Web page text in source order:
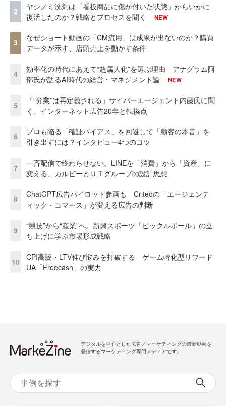
2
ヤシノミ洗剤は「看板商品に傷が付いた状態」からいかに
復活したのか？戦略とプロセスを聞く
NEW
3
なぜショート動画の「CM流用」は成果が出ないのか？購買
データが示す、店頭売上を動かす条件
4
効率化の時代にあえて“超属人化”を選ぶ理由 アナグラム阿
部氏が語るAI時代の経営・マネジメント論
NEW
5
「“分業”は再定義される」サイバーエージェント内藤氏に聞
く、インターネット広告20年と転換点
6
プロも陥る「確証バイアス」を回避して「顧客の本音」を
引き出すには？インタビュー4つのコツ
7
一斉配信で終わらせない。LINEを「消費」から「資産」に
変える、カルビーとＵＴグループの設計思想
8
ChatGPT広告パイロット参画も Criteoの「エージェンテ
ィック・コマース」が変える広告の判断
9
“競技”から“産業”へ。新興スポーツ「ピックルボール」の立
ち上げに学ぶ市場形成戦略
10
CPI高騰・LTV伸び悩みを打破する ゲーム特化型リワード
UA「Freecash」の実力
デジタルを中心とした広告／マーケティングの最新動向を
発信するマーケティング専門メディアです。